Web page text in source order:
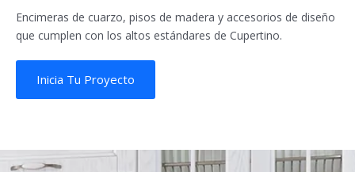
Encimeras de cuarzo, pisos de madera y accesorios de diseño
que cumplen con los altos estándares de Cupertino.
Inicia Tu Proyecto